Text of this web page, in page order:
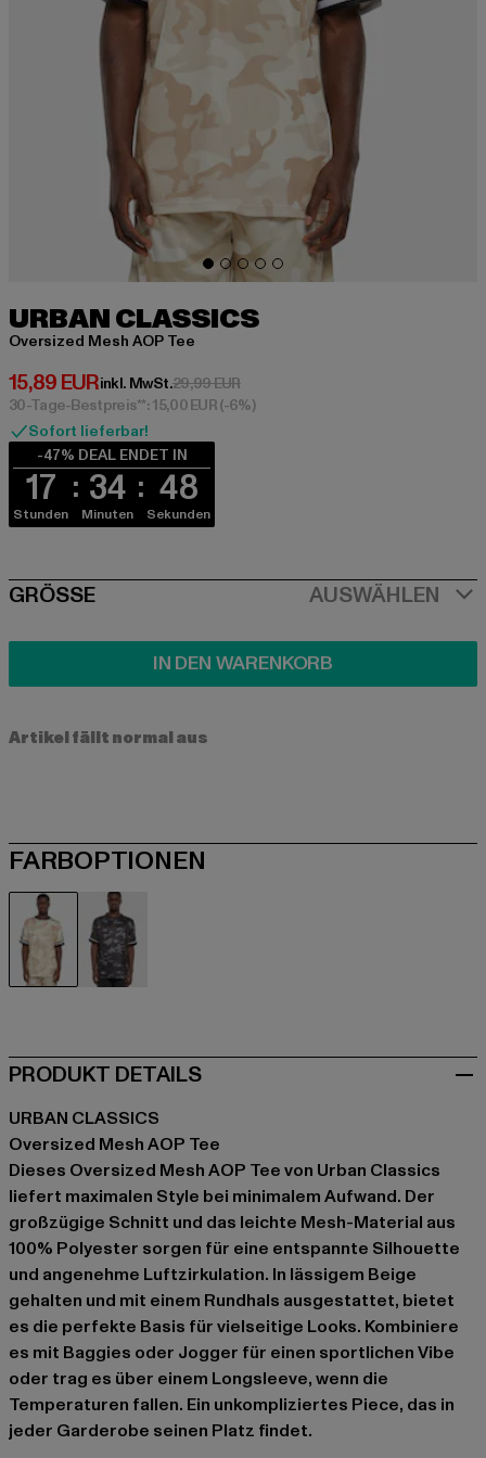
URBAN CLASSICS
Oversized Mesh AOP Tee
15,89 EUR
Derzeitiger Preis: 15,89 EUR
inkl. MwSt.29,99 EURAktionspreis: 29,99 EUR
30-Tage-Bestpreis**: 15,00 EUR(-6%)
Sofort lieferbar!
-47% DEAL ENDET IN
17
Stunden
34
Minuten
48
Sekunden
SIZE
GRÖSSE AUSWÄHLEN
IN DEN WARENKORB
Artikel fällt normal aus
FARBOPTIONEN
PRODUKT DETAILS
URBAN CLASSICS
Oversized Mesh AOP Tee
Dieses Oversized Mesh AOP Tee von Urban Classics
liefert maximalen Style bei minimalem Aufwand. Der
großzügige Schnitt und das leichte Mesh-Material aus
100% Polyester sorgen für eine entspannte Silhouette
und angenehme Luftzirkulation. In lässigem Beige
gehalten und mit einem Rundhals ausgestattet, bietet
es die perfekte Basis für vielseitige Looks. Kombiniere
es mit Baggies oder Jogger für einen sportlichen Vibe
oder trag es über einem Longsleeve, wenn die
Temperaturen fallen. Ein unkompliziertes Piece, das in
jeder Garderobe seinen Platz findet.